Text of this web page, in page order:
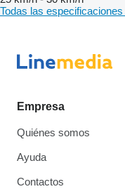
Todas las
Empresa
Quiénes somos
Ayuda
Contactos